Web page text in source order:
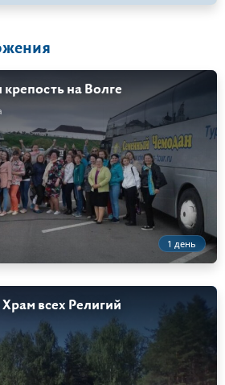
на Волге
1 день
всех Религий